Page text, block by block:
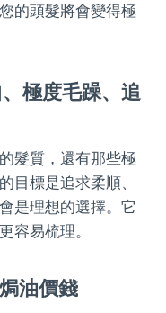
的頭髮將會變得極
極度毛躁、追
髮質，還有那些極
目標是追求柔順、
是理想的選擇。它
容易梳理。
油價錢